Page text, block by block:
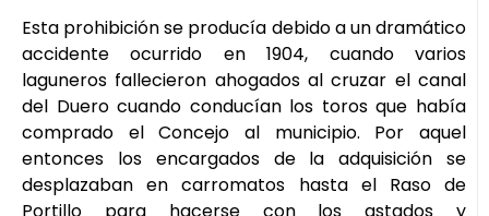
Esta prohibición se producía debido a un dramático
accidente ocurrido en 1904, cuando varios
laguneros fallecieron ahogados al cruzar el canal
del Duero cuando conducían los toros que había
comprado el Concejo al municipio. Por aquel
entonces los encargados de la adquisición se
desplazaban en carromatos hasta el Raso de
Portillo para hacerse con los astados y